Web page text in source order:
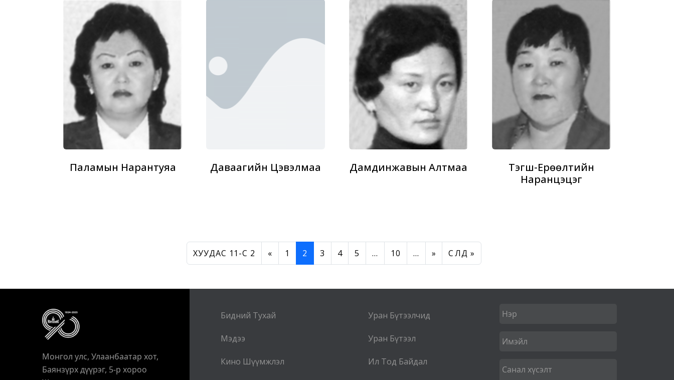
Паламын Нарантуяа Даваагийн Цэвэлмаа Дамдинжавын Алтмаа
Тэгш-Ерөөлтийн
Наранцэцэг
ХУУДАС 11-C 2 « 1 2 3 4 5 ... 10 ... » СҮҮЛД »
Монгол улс, Улаанбаатар хот,
Баянзүрх дүүрэг, 5-р хороо
Бидний Тухай
Мэдээ
Кино Шүүмжлэл
Уран Бүтээлчид
Уран Бүтээл
Ил Тод Байдал